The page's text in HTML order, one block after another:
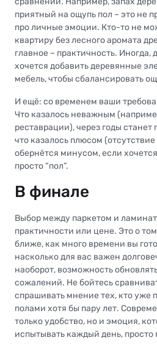
приятный на ощупь пол – это не
про личные эмоции. Кто-то не
квартиру без лесного аромата
главное – практичность.
хочется добавить деревянные
мебель, чтобы сбалансировать
И ещё: со временем ваши
Что казалось неважным
реставрации), через годы
что казалось плюсом
обернётся минусом, если
просто “пол”.
В финале
Выбор между паркетом и
практичности или цене. Это о
ближе, как много времени вы
насколько для вас важен
наоборот, возможность
сожалений. Не бойтесь
спрашивать мнение тех, кто уже
полами хотя бы пару лет.
только удобство, но и эмоция,
испытывать каждый день, просто